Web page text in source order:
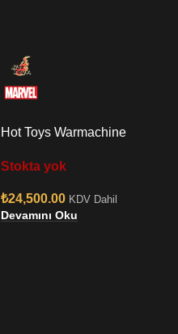
Hot Toys Warmachine
Stokta yok
₺24,500.00 KDV Dahil
Devamını Oku